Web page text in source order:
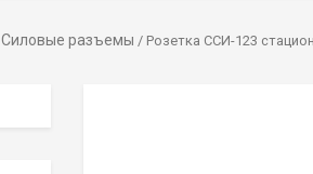
Силовые разъемы / Розетка ССИ-123